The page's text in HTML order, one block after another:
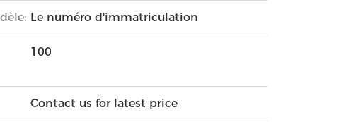
Le numéro d'immatriculation
100
Contact us for latest price